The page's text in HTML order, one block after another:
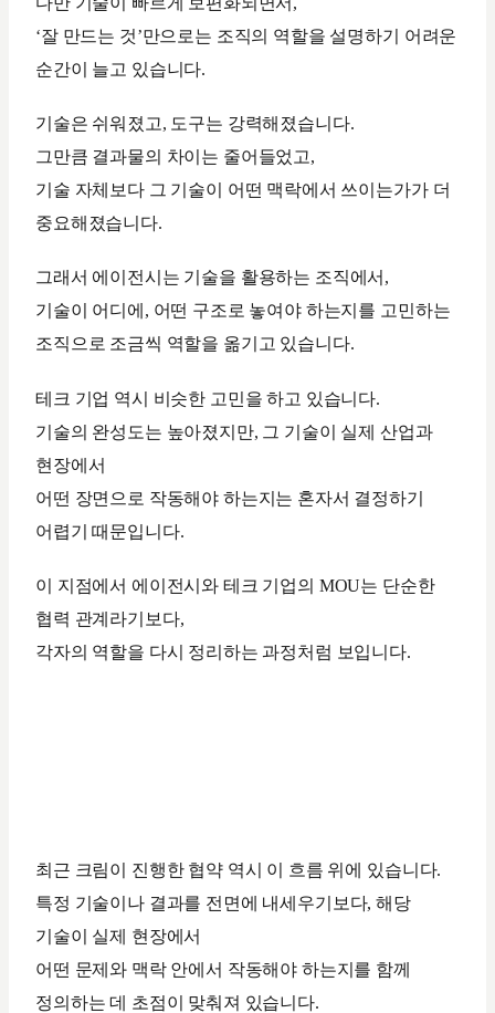
‘잘 만드는 것’만으로는 조직의 역할을 설명하기 어려운
순간이 늘고 있습니다.
기술은 쉬워졌고, 도구는 강력해졌습니다.
그만큼 결과물의 차이는 줄어들었고,
기술 자체보다 그 기술이 어떤 맥락에서 쓰이는가가 더
중요해졌습니다.
그래서 에이전시는 기술을 활용하는 조직에서,
기술이 어디에, 어떤 구조로 놓여야 하는지를 고민하는
조직으로 조금씩 역할을 옮기고 있습니다.
테크 기업 역시 비슷한 고민을 하고 있습니다.
기술의 완성도는 높아졌지만, 그 기술이 실제 산업과
현장에서
어떤 장면으로 작동해야 하는지는 혼자서 결정하기
어렵기 때문입니다.
이 지점에서 에이전시와 테크 기업의 MOU는 단순한
협력 관계라기보다,
각자의 역할을 다시 정리하는 과정처럼 보입니다.
최근 크림이 진행한 협약 역시 이 흐름 위에 있습니다.
특정 기술이나 결과를 전면에 내세우기보다, 해당
기술이 실제 현장에서
어떤 문제와 맥락 안에서 작동해야 하는지를 함께
정의하는 데 초점이 맞춰져 있습니다.